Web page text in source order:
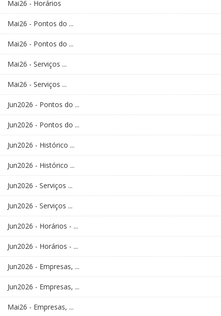
Mai26 - Horários
Mai26 - Pontos do ...
Mai26 - Pontos do ...
Mai26 - Serviços ...
Mai26 - Serviços ...
Jun2026 - Pontos do ...
Jun2026 - Pontos do ...
Jun2026 - Histórico ...
Jun2026 - Histórico ...
Jun2026 - Serviços ...
Jun2026 - Serviços ...
Jun2026 - Horários - ...
Jun2026 - Horários - ...
Jun2026 - Empresas, ...
Jun2026 - Empresas, ...
Mai26 - Empresas, ...